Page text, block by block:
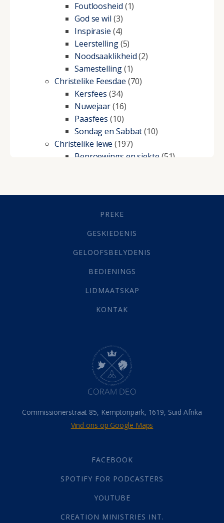
Foutloosheid (1)
God se wil (3)
Inspirasie (4)
Leerstelling(5)
Noodsaaklikheid(2)
Samestelling(1)
Christelike Feesdae (70)
Kersfees (34)
Nuwejaar(16)
Paasfees (10)
Sondag en Sabbat(10)
Christelike lewe (197)
Beproewings en siekte (51)
Geestelike Groei(10)
(21)
Grys Areas(4)
Lewensdoel(3)
Selfondersoek(1)
Werk(22)
(142)
Hemel (31)
Israel (14)
Millennium(1)
Oordeelsdag(19)
Verheerlikte liggaam
Wederkoms
(27)
Gebed(87)
Die Onse Vader(12)
God(392)
Afgode(23)
Almag(1)
PREKE
GESKIEDENIS
GELOOFSBELYDENIS
BEDIENINGS
LIDMAATSKAP
KONTAK
Commissionerstraat 85, Kemptonpark, 1619, Suid-Afrika
Vind ons op Google Maps
FACEBOOK
SPOTIFY FOR PODCASTERS
YOUTUBE
CREATION MINISTRIES INT.